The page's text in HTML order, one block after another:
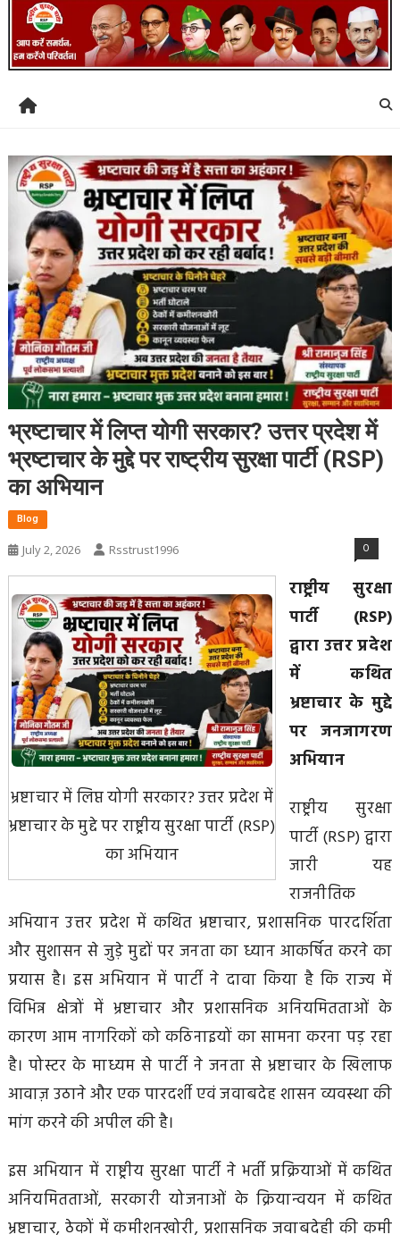
भ्रष्टाचार में लिप्त योगी सरकार? उत्तर प्रदेश में
भ्रष्टाचार के मुद्दे पर राष्ट्रीय सुरक्षा पार्टी (RSP)
का अभियान
Blog
July 2, 2026
Rsstrust1996 0
भ्रष्टाचार में लिप्त योगी सरकार? उत्तर प्रदेश में
भ्रष्टाचार के मुद्दे पर राष्ट्रीय सुरक्षा पार्टी (RSP)
का अभियान
राष्ट्रीय सुरक्षा
पार्टी (RSP)
द्वारा उत्तर प्रदेश
में कथित
भ्रष्टाचार के मुद्दे
पर जनजागरण
अभियान
राष्ट्रीय सुरक्षा
पार्टी (RSP) द्वारा
जारी यह
राजनीतिक
अभियान उत्तर प्रदेश में कथित भ्रष्टाचार, प्रशासनिक पारदर्शिता
और सुशासन से जुड़े मुद्दों पर जनता का ध्यान आकर्षित करने का
प्रयास है। इस अभियान में पार्टी ने दावा किया है कि राज्य में
विभिन्न क्षेत्रों में भ्रष्टाचार और प्रशासनिक अनियमितताओं के
कारण आम नागरिकों को कठिनाइयों का सामना करना पड़ रहा
है। पोस्टर के माध्यम से पार्टी ने जनता से भ्रष्टाचार के खिलाफ
आवाज़ उठाने और एक पारदर्शी एवं जवाबदेह शासन व्यवस्था की
मांग करने की अपील की है।
इस अभियान में राष्ट्रीय सुरक्षा पार्टी ने भर्ती प्रक्रियाओं में कथित
अनियमितताओं, सरकारी योजनाओं के क्रियान्वयन में कथित
भ्रष्टाचार, ठेकों में कमीशनखोरी, प्रशासनिक जवाबदेही की कमी